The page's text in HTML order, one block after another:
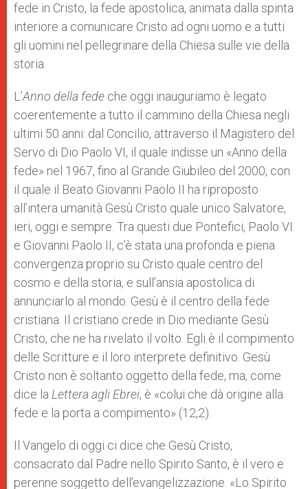
fede in Cristo, la fede apostolica, animata dalla spinta
interiore a comunicare Cristo ad ogni uomo e a tutti
gli uomini nel pellegrinare della Chiesa sulle vie della
storia.
L’Anno della fede che oggi inauguriamo è legato
coerentemente a tutto il cammino della Chiesa negli
ultimi 50 anni: dal Concilio, attraverso il Magistero del
Servo di Dio Paolo VI, il quale indisse un «Anno della
fede» nel 1967, fino al Grande Giubileo del 2000, con
il quale il Beato Giovanni Paolo II ha riproposto
all’intera umanità Gesù Cristo quale unico Salvatore,
ieri, oggi e sempre. Tra questi due Pontefici, Paolo VI
e Giovanni Paolo II, c’è stata una profonda e piena
convergenza proprio su Cristo quale centro del
cosmo e della storia, e sull’ansia apostolica di
annunciarlo al mondo. Gesù è il centro della fede
cristiana. Il cristiano crede in Dio mediante Gesù
Cristo, che ne ha rivelato il volto. Egli è il compimento
delle Scritture e il loro interprete definitivo. Gesù
Cristo non è soltanto oggetto della fede, ma, come
dice la Lettera agli Ebrei, è «colui che dà origine alla
fede e la porta a compimento» (12,2).
Il Vangelo di oggi ci dice che Gesù Cristo,
consacrato dal Padre nello Spirito Santo, è il vero e
perenne soggetto dell’evangelizzazione. «Lo Spirito